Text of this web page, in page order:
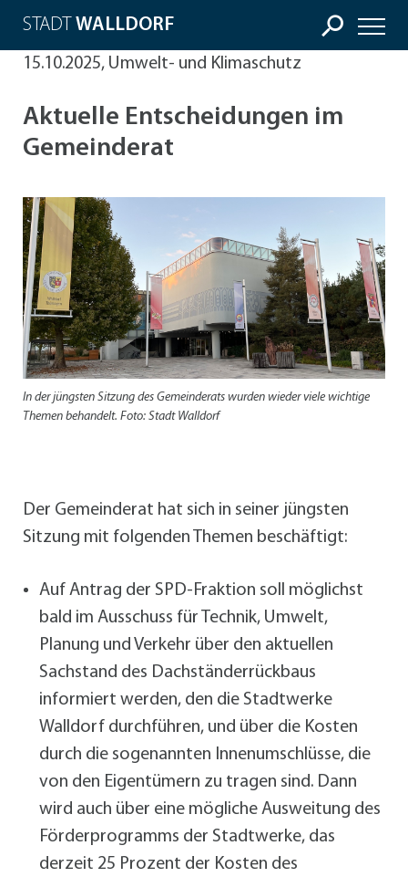
STADT WALLDORF
15.10.2025, Umwelt- und Klimaschutz
Aktuelle Entscheidungen im
Gemeinderat
In der jüngsten Sitzung des Gemeinderats wurden wieder viele wichtige
Themen behandelt. Foto: Stadt Walldorf
Der Gemeinderat hat sich in seiner jüngsten
Sitzung mit folgenden Themen beschäftigt:
Auf Antrag der SPD-Fraktion soll möglichst
bald im Ausschuss für Technik, Umwelt,
Planung und Verkehr über den aktuellen
Sachstand des Dachständerrückbaus
informiert werden, den die Stadtwerke
Walldorf durchführen, und über die Kosten
durch die sogenannten Innenumschlüsse, die
von den Eigentümern zu tragen sind. Dann
wird auch über eine mögliche Ausweitung des
Förderprogramms der Stadtwerke, das
derzeit 25 Prozent der Kosten des